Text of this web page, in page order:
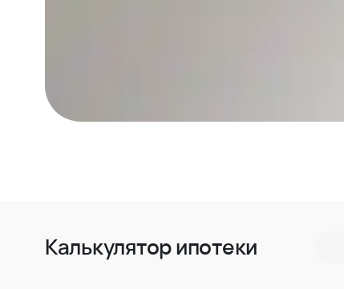
Калькулятор ипотеки